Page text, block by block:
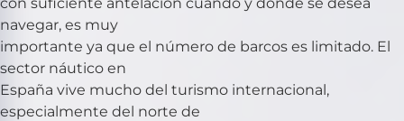
navegar, es muy
importante ya que el número de barcos es limitado. El
sector náutico en
España vive mucho del turismo internacional,
especialmente del norte de